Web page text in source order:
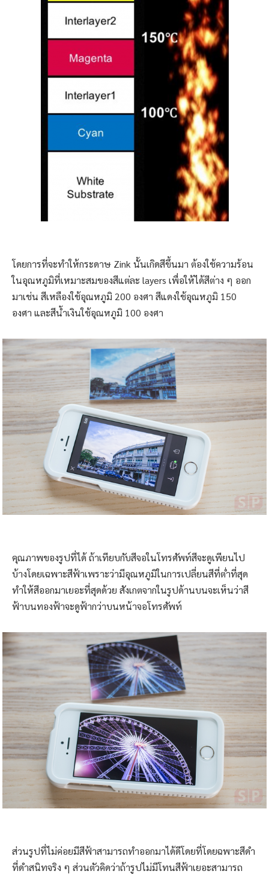
โดยการที่จะทำให้กระดาษ Zink นั้นเกิดสีขึ้นมา ต้องใช้ความร้อน
ในอุณหภูมิที่เหมาะสมของสีแต่ละ layers เพื่อให้ได้สีต่าง ๆ ออก
มาเช่น สีเหลืองใช้อุณหภูมิ 200 องศา สีแดงใช้อุณหภูมิ 150
องศา และสีน้ำเงินใช้อุณหภูมิ 100 องศา
คุณภาพของรูปที่ได้ ถ้าเทียบกับสีจอในโทรศัพท์สีจะดูเพียนไป
บ้างโดยเฉพาะสีฟ้าเพราะว่ามีอุณหภูมิในการเปลี่ยนสีที่ต่ำที่สุด
ทำให้สีออกมาเยอะที่สุดด้วย สังเกตจากในรูปด้านบนจะเห็นว่าสี
ฟ้าบนทองฟ้าจะดูฟ้ากว่าบนหน้าจอโทรศัพท์
ส่วนรูปที่ไม่ค่อยมีสีฟ้าสามารถทำออกมาได้ดีโดยที่โดยฉพาะสีดำ
ที่ดำสนิทจริง ๆ ส่วนตัวคิดว่าถ้ารูปไม่มีโทนสีฟ้าเยอะสามารถ